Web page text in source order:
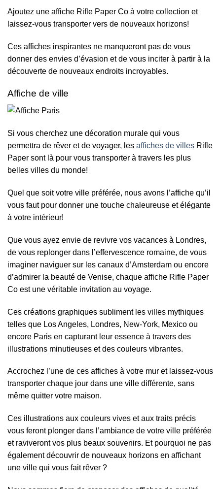
Ajoutez une affiche Rifle Paper Co à votre collection et
laissez-vous transporter vers de nouveaux horizons!
Ces affiches inspirantes ne manqueront pas de vous
donner des envies d’évasion et de vous inciter à partir à la
découverte de nouveaux endroits incroyables.
Affiche de ville
Si vous cherchez une décoration murale qui vous
permettra de rêver et de voyager, les affiches de villes Rifle
Paper sont là pour vous transporter à travers les plus
belles villes du monde!
Quel que soit votre ville préférée, nous avons l’affiche qu’il
vous faut pour donner une touche chaleureuse et élégante
à votre intérieur!
Que vous ayez envie de revivre vos vacances à Londres,
de vous replonger dans l’effervescence romaine, de vous
imaginer naviguer sur les canaux d’Amsterdam ou encore
d’admirer la beauté de Venise, chaque affiche Rifle Paper
Co est une véritable invitation au voyage.
Ces créations graphiques subliment les villes mythiques
telles que Los Angeles, Londres, New-York, Mexico ou
encore Paris en capturant leur essence à travers des
illustrations minutieuses et des couleurs vibrantes.
Accrochez l’une de ces affiches à votre mur et laissez-vous
transporter chaque jour dans une ville différente, sans
même quitter votre maison.
Ces illustrations aux couleurs vives et aux traits précis
vous feront plonger dans l’ambiance de votre ville préférée
et raviveront vos plus beaux souvenirs. Et pourquoi ne pas
également découvrir de nouveaux horizons en affichant
une ville qui vous fait rêver ?